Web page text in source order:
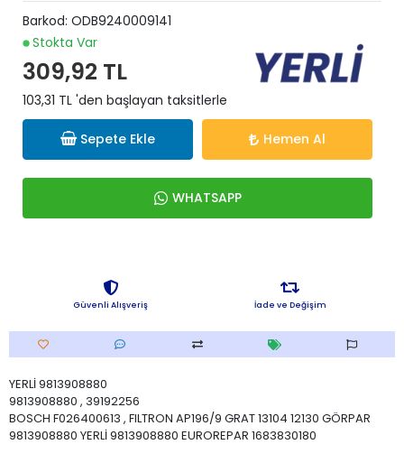
Barkod: ODB9240009141
Stokta Var
309,92 TL
103,31 TL 'den başlayan taksitlerle
Sepete Ekle Hemen Al
WHATSAPP
Güvenli Alışveriş İade ve Değişim
YERLİ 9813908880
9813908880 , 39192256
BOSCH F026400613 , FILTRON AP196/9 GRAT 13104 12130 GÖRPAR
9813908880 YERLİ 9813908880 EUROREPAR 1683830180